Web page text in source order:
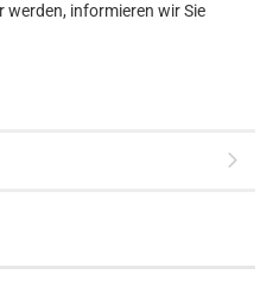
werden, informieren wir Sie